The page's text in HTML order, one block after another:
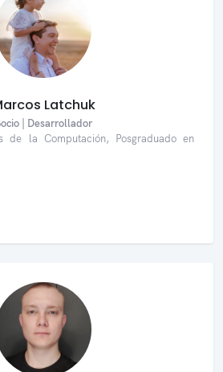
Latchuk
| Desarrollador
de la Computación, Posgraduado en